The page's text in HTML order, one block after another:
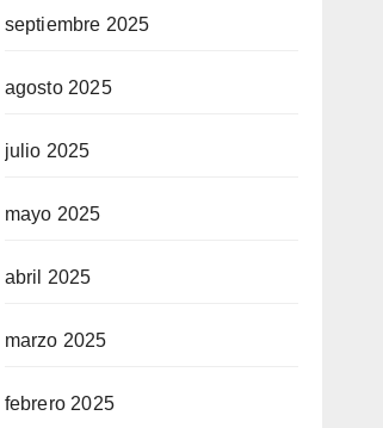
septiembre 2025
agosto 2025
julio 2025
mayo 2025
abril 2025
marzo 2025
febrero 2025